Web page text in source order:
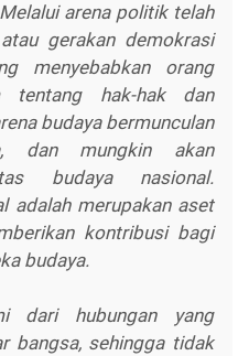
arena politik telah
gerakan demokrasi
menyebabkan orang
tentang hak-hak dan
budaya bermunculan
dan mungkin akan
budaya nasional.
adalah merupakan aset
kontribusi bagi
budaya.
dari hubungan yang
bangsa, sehingga tidak